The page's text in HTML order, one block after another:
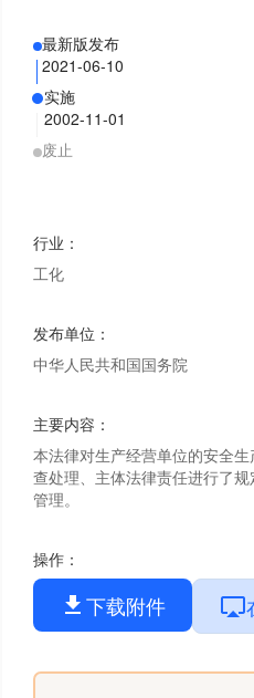
最新版发布
2021-06-10
实施
2002-11-01
废止
行业 ：
工化
发布单位 ：
中华人民共和国国务院
主要内容 ：
本法律对生产经营单位的安全
查处理、主体法律责任进行了
管理。
操作 ：
下载附件